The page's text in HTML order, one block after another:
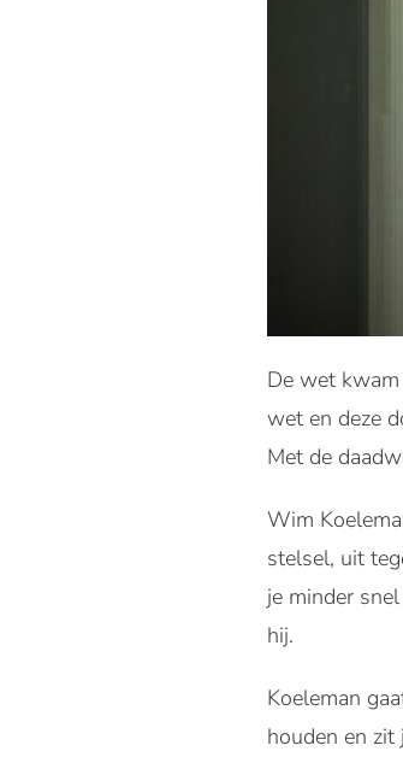
De wet
wet en deze
Met de
Wim
stelsel, uit
je minder
hij.
Koeleman
houden en